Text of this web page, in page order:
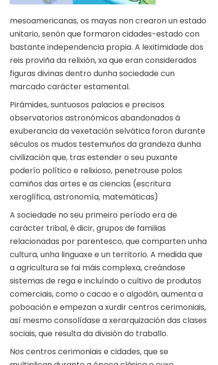
mesoamericanas, os mayas non crearon un estado
unitario, senón que formaron cidades-estado con
bastante independencia propia. A lexitimidade dos
reis proviña da relixión, xa que eran considerados
figuras divinas dentro dunha sociedade cun
marcado carácter estamental.
Pirámides, suntuosos palacios e precisos
observatorios astronómicos abandonados á
exuberancia da vexetación selvática foron durante
séculos os mudos testemuños da grandeza dunha
civilización que, tras estender o seu puxante
poderío político e relixioso, penetrouse polos
camiños das artes e as ciencias (escritura
xeroglífica, astronomía, matemáticas)
A sociedade no seu primeiro período era de
carácter tribal, é dicir, grupos de familias
relacionadas por parentesco, que comparten unha
cultura, unha linguaxe e un territorio. A medida que
a agricultura se fai máis complexa, creándose
sistemas de rega e incluíndo o cultivo de produtos
comerciais, como o cacao e o algodón, aumenta a
poboación e empezan a xurdir centros cerimoniais,
así mesmo consolídase a xerarquización das clases
sociais, que resulta da división do traballo.
Nos centros cerimoniais e cidades, que se